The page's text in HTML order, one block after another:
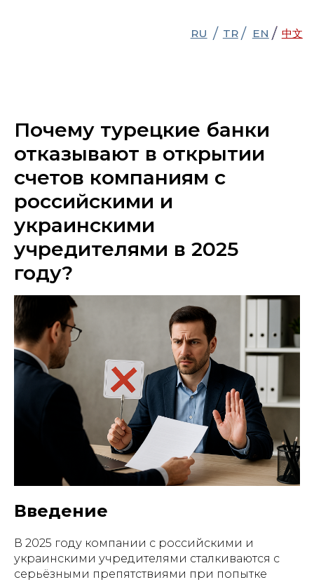
Почему турецкие банки
отказывают в открытии
счетов компаниям с
российскими и
украинскими
учредителями в 2025
году?
Введение
В 2025 году компании с российскими и
украинскими учредителями сталкиваются с
серьёзными препятствиями при попытке
Контакты
Блог
Законы
О компании
Главная